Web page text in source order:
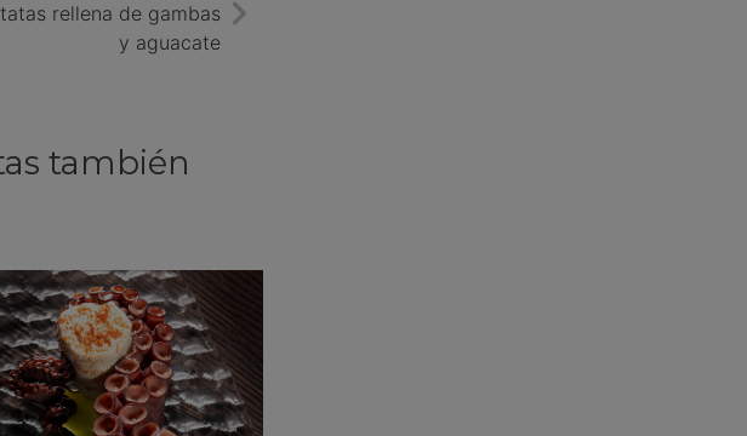
rellena de gambas
y aguacate
también